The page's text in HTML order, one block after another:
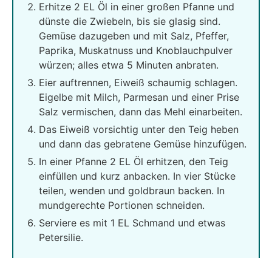
Erhitze 2 EL Öl in einer großen Pfanne und
dünste die Zwiebeln, bis sie glasig sind.
Gemüse dazugeben und mit Salz, Pfeffer,
Paprika, Muskatnuss und Knoblauchpulver
würzen; alles etwa 5 Minuten anbraten.
Eier auftrennen, Eiweiß schaumig schlagen.
Eigelbe mit Milch, Parmesan und einer Prise
Salz vermischen, dann das Mehl einarbeiten.
Das Eiweiß vorsichtig unter den Teig heben
und dann das gebratene Gemüse hinzufügen.
In einer Pfanne 2 EL Öl erhitzen, den Teig
einfüllen und kurz anbacken. In vier Stücke
teilen, wenden und goldbraun backen. In
mundgerechte Portionen schneiden.
Serviere es mit 1 EL Schmand und etwas
Petersilie.